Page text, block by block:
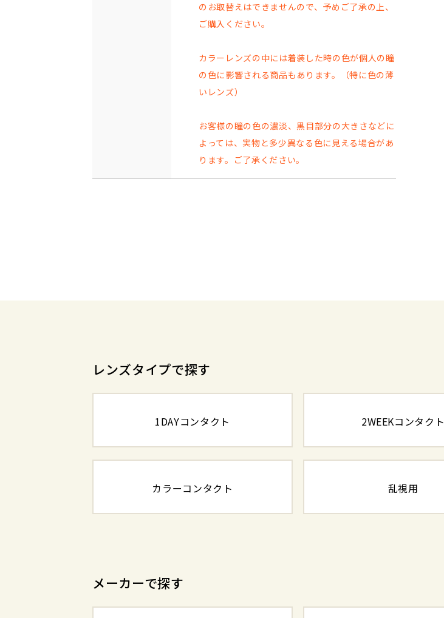
のお取替えはできませんので、予めご了承の上、
ご購入ください。
カラーレンズの中には着装した時の色が個人の瞳
の色に影響される商品もあります。（特に色の薄
いレンズ）
お客様の瞳の色の濃淡、黒目部分の大きさなどに
よっては、実物と多少異なる色に見える場合があ
ります。ご了承ください。
レンズタイプで探す
1DAYコンタクト 2WEEKコンタクト
カラーコンタクト 乱視用
メーカーで探す